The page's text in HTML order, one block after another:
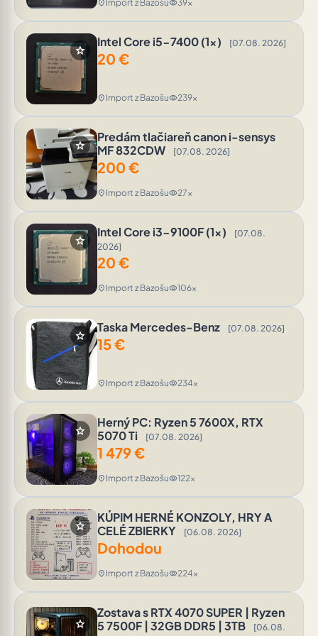
location_on Import z Bazošuvisibility39x
star
Intel Core i5-7400 (1x) [07.08. 2026]
20 €
location_on Import z Bazošuvisibility239x
star
Predám tlačiareň canon i-sensys
MF 832CDW
[07.08. 2026]
200 €
location_on Import z Bazošuvisibility27x
star
Intel Core i3-9100F (1x)
[07.08.
2026]
20 €
location_on Import z Bazošuvisibility106x
star
Taska Mercedes-Benz [07.08. 2026]
15€
location_on Import z Bazošuvisibility234x
star
Herný PC: Ryzen 5 7600X, RTX
5070 Ti
[07.08. 2026]
1 479€
location_on Import z Bazošuvisibility122x
star
KÚPIM HERNÉ KONZOLY, HRY A
CELÉ ZBIERKY
[06.08. 2026]
Dohodou
location_on Import z Bazošuvisibility224x
star
Zostava s RTX 4070 SUPER | Ryzen
5 7500F | 32GB DDR5 | 3TB
[06.08.